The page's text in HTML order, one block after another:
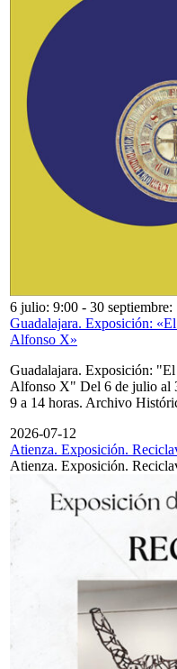
6 julio: 9:00 - 30 septiembre:
Guadalajara. Exposición:
Alfonso X»
Guadalajara. Exposición:
Alfonso X" Del 6 de julio al
9 a 14 horas. Archivo
2026-07-12
Atienza. Exposición.
Atienza. Exposición.